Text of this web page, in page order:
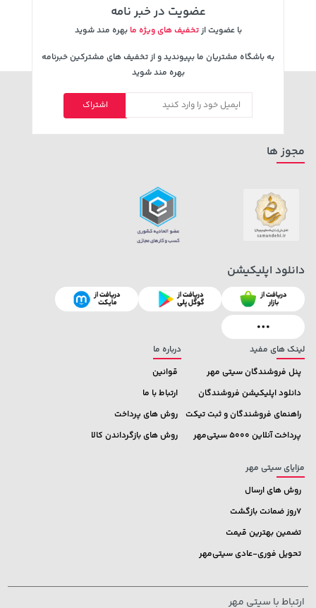
عضویت در خبر نامه
با عضویت ازتخفیف های ویژه ما بهره مند شوید
به باشگاه مشتریان ما بپیوندید و از تخفیف های مشترکین خبرنامه
بهره مند شوید
اشتراک
لینک های مفید
پنل فروشندگان سیتی مهر
دانلود اپلیکیشن فروشندگان
راهنمای فروشندگان و ثبت تیکت
پرداخت آنلاین 5000 سیتی‌مهر
درباره ما
قوانین
ارتباط با ما
روش های پرداخت
روش های بازگرداندن کالا
مزایای سیتی مهر
روش های ارسال
7روز ضمانت بازگشت
تضمین بهترین قیمت
تحویل فوری-عادی سیتی‌مهر
مجوز ها
دانلود اپلیکیشن
ارتباط با سیتی مهر